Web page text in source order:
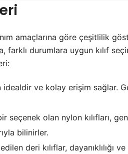
amaçlarına göre çeşitlilik
farklı durumlara uygun kılıf
idealdir ve kolay erişim sağlar.
seçenek olan nylon kılıfları,
bilinirler.
deri kılıflar, dayanıklılığı